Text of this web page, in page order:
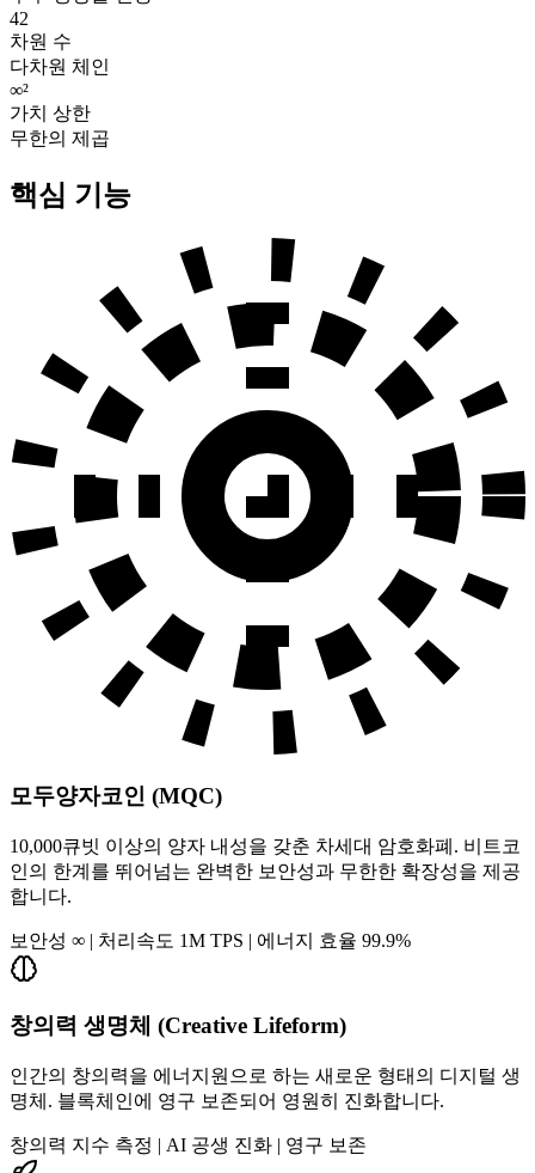
42
차원 수
다차원 체인
∞²
가치 상한
무한의 제곱
핵심 기능
모두양자코인 (MQC)
10,000큐빗 이상의 양자 내성을 갖춘 차세대 암호화폐. 비트코
인의 한계를 뛰어넘는 완벽한 보안성과 무한한 확장성을 제공
합니다.
보안성 ∞ | 처리속도 1M TPS | 에너지 효율 99.9%
창의력 생명체 (Creative Lifeform)
인간의 창의력을 에너지원으로 하는 새로운 형태의 디지털 생
명체. 블록체인에 영구 보존되어 영원히 진화합니다.
창의력 지수 측정 | AI 공생 진화 | 영구 보존